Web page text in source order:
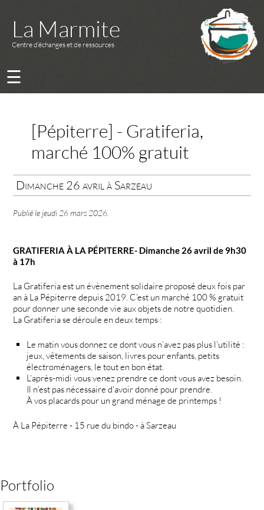
La Marmite
Centre d’échanges et de ressources
☰
[Pépiterre] - Gratiferia,
marché 100% gratuit
Dimanche 26 avril à Sarzeau
Publié le jeudi 26 mars 2026
GRATIFERIA À LA PÉPITERRE- Dimanche 26 avril de 9h30
à 17h
La Gratiferia est un évènement solidaire proposé deux fois par
an à La Pépiterre depuis 2019. C’est un marché 100 % gratuit
pour donner une seconde vie aux objets de notre quotidien.
La Gratiferia se déroule en deux temps :
Le matin vous donnez ce dont vous n’avez pas plus l’utilité :
jeux, vêtements de saison, livres pour enfants, petits
électroménagers, le tout en bon état.
L’après-midi vous venez prendre ce dont vous avez besoin.
Il n’est pas nécessaire d’avoir donné pour prendre.
À vos placards pour un grand ménage de printemps !
À La Pépiterre - 15 rue du bindo - à Sarzeau
Portfolio